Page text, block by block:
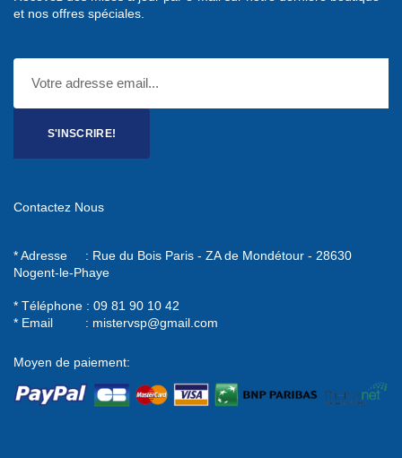
et nos offres spéciales.
S'INSCRIRE!
Contactez Nous
* Adresse : Rue du Bois Paris - ZA de Mondétour - 28630
Nogent-le-Phaye
* Téléphone : 09 81 90 10 42
* Email : mistervsp@gmail.com
Moyen de paiement: